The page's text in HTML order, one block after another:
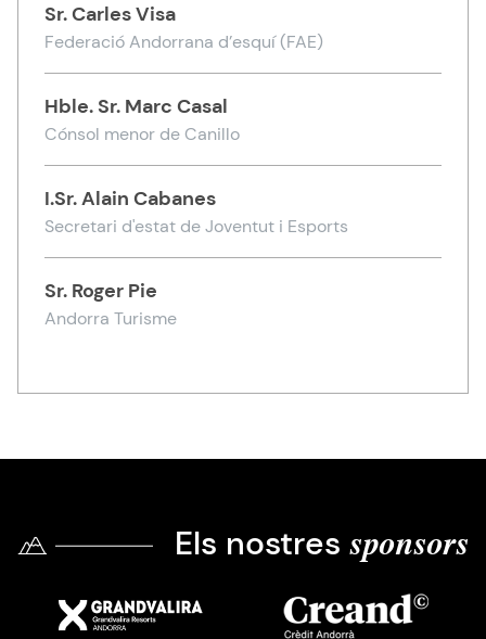
Sr.Carles Visa
Federació Andorrana d’esquí (FAE)
Hble. Sr. Marc Casal
Cónsol menor de Canillo
I.Sr.Alain Cabanes
Secretari d'estat de Joventut i Esports
Sr. Roger Pie
Andorra Turisme
Els nostres sponsors
Imatge Imatge